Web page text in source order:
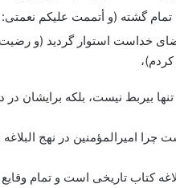
گشته (و أتممت علیکم
خداست استوار گردید (و رضیت
بیربط نیست، بلکه برایشان
چرا امیرالمؤمنین در نهج
کتاب تاریخی است و تمام